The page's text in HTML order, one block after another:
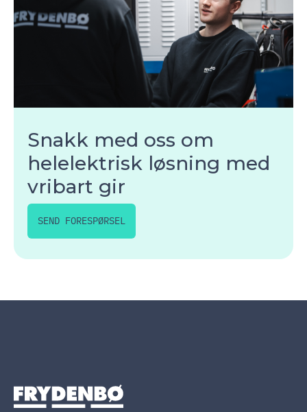
Snakk med oss om
helelektrisk løsning med
vribart gir
SEND FORESPØRSEL